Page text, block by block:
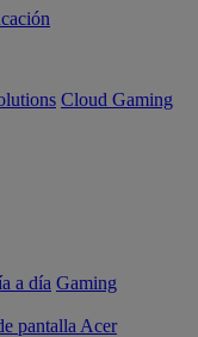
Cloud Gaming
a día Gaming
pantalla Acer